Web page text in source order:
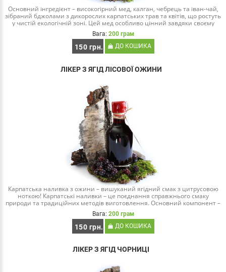
Основний інгредієнт – високогірний мед, калган, чебрець та іван-чай,
зібраний бджолами з дикорослих карпатських трав та квітів, що ростуть
у чистій екологічній зоні. Цей мед особливо цінний завдяки своєму
насиченому..
Вага: 200 грам
150 грн. ДО КОШИКА
ЛІКЕР З ЯГІД ЛІСОВОЇ ОЖИНИ
Карпатська наливка з ожини – вишуканий ягідний смак з цитрусовою
ноткою! Карпатські наливки – це поєднання справжнього смаку
природи та традиційних методів виготовлення. Основний компонент –
соковита ожина, яка рост..
Вага: 200 грам
150 грн. ДО КОШИКА
ЛІКЕР З ЯГІД ЧОРНИЦІ